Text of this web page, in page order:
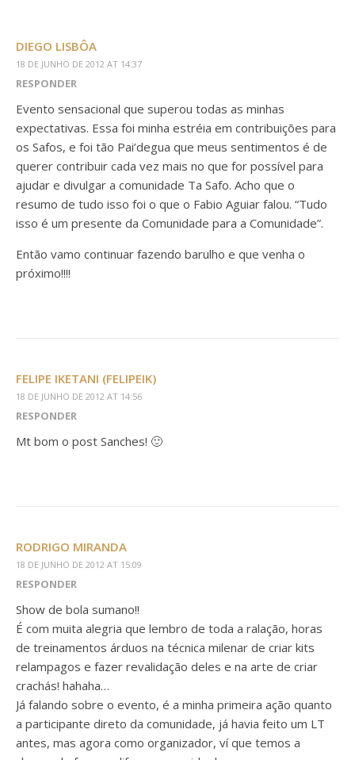
DIEGO LISBÔA
18 DE JUNHO DE 2012 AT 14:37
RESPONDER
Evento sensacional que superou todas as minhas
expectativas. Essa foi minha estréia em contribuições para
os Safos, e foi tão Pai’degua que meus sentimentos é de
querer contribuir cada vez mais no que for possível para
ajudar e divulgar a comunidade Ta Safo. Acho que o
resumo de tudo isso foi o que o Fabio Aguiar falou. “Tudo
isso é um presente da Comunidade para a Comunidade”.
Então vamo continuar fazendo barulho e que venha o
próximo!!!!
FELIPE IKETANI (FELIPEIK)
18 DE JUNHO DE 2012 AT 14:56
RESPONDER
Mt bom o post Sanches! 🙂
RODRIGO MIRANDA
18 DE JUNHO DE 2012 AT 15:09
RESPONDER
Show de bola sumano!!
É com muita alegria que lembro de toda a ralação, horas
de treinamentos árduos na técnica milenar de criar kits
relampagos e fazer revalidação deles e na arte de criar
crachás! hahaha…
Já falando sobre o evento, é a minha primeira ação quanto
a participante direto da comunidade, já havia feito um LT
antes, mas agora como organizador, ví que temos a